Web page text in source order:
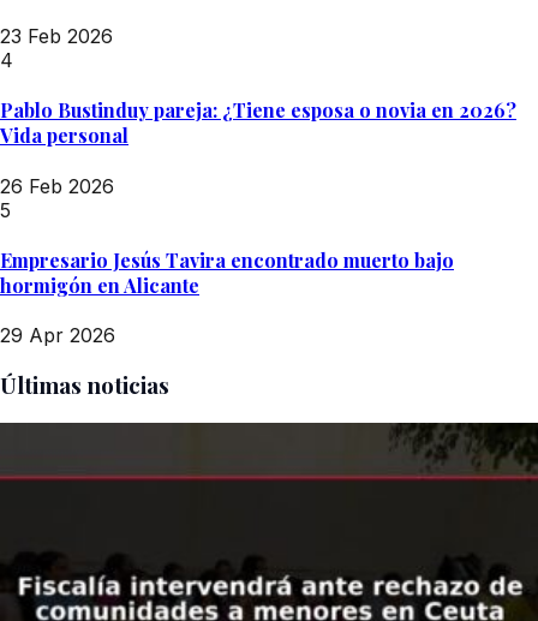
23 Feb 2026
4
Pablo Bustinduy pareja: ¿Tiene esposa o novia en 2026?
Vida personal
26 Feb 2026
5
Empresario Jesús Tavira encontrado muerto bajo
hormigón en Alicante
29 Apr 2026
Últimas noticias